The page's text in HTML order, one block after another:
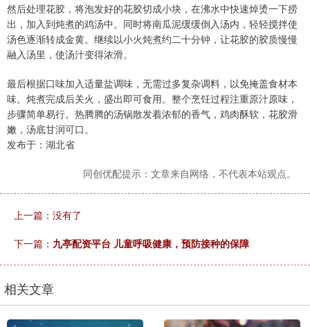
然后处理花胶，将泡发好的花胶切成小块，在沸水中快速焯烫一下捞
出，加入到炖煮的鸡汤中。同时将南瓜泥缓缓倒入汤内，轻轻搅拌使
汤色逐渐转成金黄。继续以小火炖煮约二十分钟，让花胶的胶质慢慢
融入汤里，使汤汁变得浓滑。
最后根据口味加入适量盐调味，无需过多复杂调料，以免掩盖食材本
味。炖煮完成后关火，盛出即可食用。整个烹饪过程注重原汁原味，
步骤简单易行。热腾腾的汤锅散发着浓郁的香气，鸡肉酥软，花胶滑
嫩，汤底甘润可口。
发布于：湖北省
同创优配提示：文章来自网络，不代表本站观点。
上一篇：没有了
下一篇： 九亭配资平台 儿童呼吸健康，预防接种的保障
相关文章